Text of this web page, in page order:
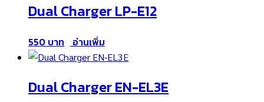
Dual Charger LP-E12
550 อ่านเพิ่ม
Dual Charger EN-EL3E